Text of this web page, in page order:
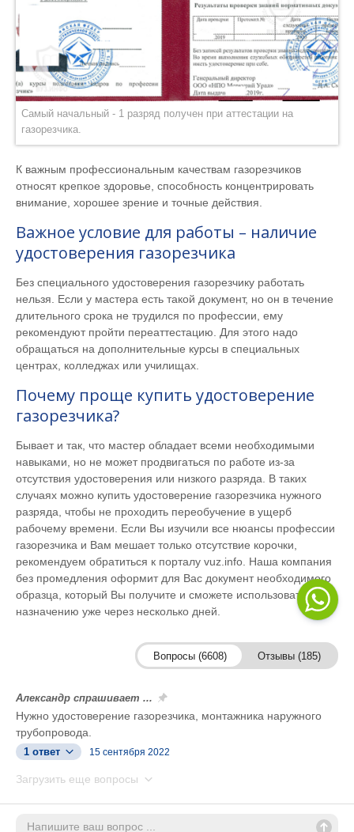
Самый начальный - 1 разряд получен при аттестации на
газорезчика.
К важным профессиональным качествам газорезчиков
относят крепкое здоровье, способность концентрировать
внимание, хорошее зрение и точные действия.
Важное условие для работы – наличие
удостоверения газорезчика
Без специального удостоверения газорезчику работать
нельзя. Если у мастера есть такой документ, но он в течение
длительного срока не трудился по профессии, ему
рекомендуют пройти переаттестацию. Для этого надо
обращаться на дополнительные курсы в специальных
центрах, колледжах или училищах.
Почему проще купить удостоверение
газорезчика?
Бывает и так, что мастер обладает всеми необходимыми
навыками, но не может продвигаться по работе из-за
отсутствия удостоверения или низкого разряда. В таких
случаях можно купить удостоверение газорезчика нужного
разряда, чтобы не проходить переобучение в ущерб
рабочему времени. Если Вы изучили все нюансы профессии
газорезчика и Вам мешает только отсутствие корочки,
рекомендуем обратиться к порталу vuz.info. Наша компания
без промедления оформит для Вас документ необходимого
образца, который Вы получите и сможете использовать по
назначению уже через несколько дней.
Вопросы (6608) Отзывы (185)
Александр спрашивает ...
Нужно удостоверение газорезчика, монтажника наружного
трубопровода.
1 ответ 15 сентября 2022
Загрузить еще вопросы